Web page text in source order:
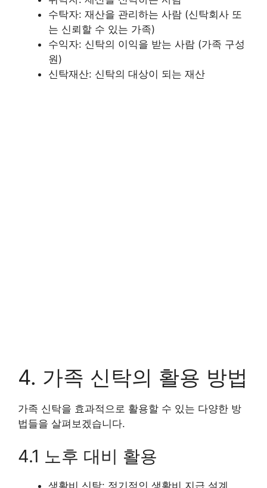
수탁자: 재산을 관리하는 사람 (신탁회사 또
는 신뢰할 수 있는 가족)
수익자: 신탁의 이익을 받는 사람 (가족 구성
원)
신탁재산: 신탁의 대상이 되는 재산
4. 가족 신탁의 활용 방법
가족 신탁을 효과적으로 활용할 수 있는 다양한 방
법들을 살펴보겠습니다.
4.1 노후 대비 활용
생활비 신탁: 정기적인 생활비 지급 설계